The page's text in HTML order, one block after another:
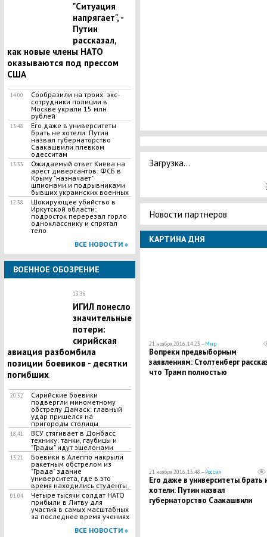
"Ситуация
напрягает", -
Путин
рассказал,
как новые члены НАТО
оказываются под прессом
США
14:00
Сообразили на троих: экс-
сотрудники полиции в
Москве украли 15 млн
рублей
13:48
Его даже в университеты
брать не хотели: Путин
назвал губернаторство
Саакашвили плевком
одесситам
13:33
Ожидаемый ответ Киева на
арест диверсантов: ФСБ в
Крыму "назначает"
шпионами и подрывниками
бывших украинских военных
12:38
Шокирующее убийство в
Иркутской области:
подросток перерезал горло
однокласснику и спрятал
тело
ВСЕ НОВОСТИ »
ВОЕННОЕ ОБОЗРЕНИЕ
13:36
ИГИЛ понесло
значительные
потери:
сирийская
авиация разбомбила
позиции боевиков - десятки
погибших
20:52
Сирийские боевики
подвергли минометному
обстрелу Дамаск: главный
удар пришелся на
пригороды столицы
18:41
ВСУ стягивает в Донбасс
технику: танки, гаубицы и
"Грады" идут эшелонами
13:21
Боевики в Алеппо накрыли
ракетным обстрелом из
"Града" здание
университета, где в это
время находились студенты
01:04
Четыре тысячи солдат НАТО
прибыли в Литву для
участия в самых масштабных
за последнее время учениях
ВСЕ НОВОСТИ »
Загрузка...
Новости партнеров
КАРТИНА ДНЯ
21 ноября 2016, 14:23 —Мир
Вопреки предвыборным
заявлениям: Столтенберг
что Трамп полностью
21 ноября 2016, 13:48 —Россия
Его даже в университеты брать
хотели: Путин назвал
губернаторство Саакашвили